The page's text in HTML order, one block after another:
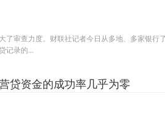
审查力度。财联社记者今日从多地、多家银
录的...
贷资金的成功率几乎为零